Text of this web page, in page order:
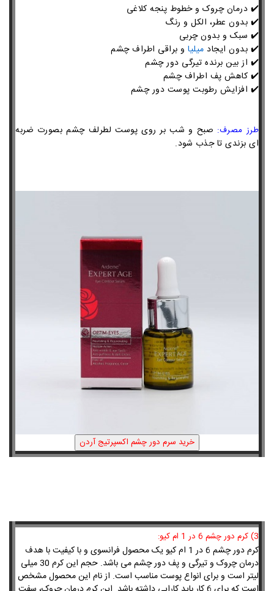
✔️ درمان چروک و خطوط پنجه کلاغی
✔️ بدون عطر، الکل و رنگ
✔️ سبک و بدون چربی
✔️ بدون ایجاد میلیا و براقی اطراف چشم
✔️ از بین برنده تیرگی دور چشم
✔️ کاهش پف اطراف چشم
✔️ افزایش رطوبت پوست دور چشم
طرز مصرف: صبح و شب بر روی پوست لطرلف چشم بصورت ضربه
ای بزندی تا جذب شود.
3) کرم دور چشم 6 در 1 ام کیو:
کرم دور چشم 6 در 1 ام کیو یک محصول فرانسوی و با کیفیت با هدف
درمان چروک و تیرگی و پف دور چشم می باشد. حجم این کرم 30 میلی
لیتر است و برای انواع پوست مناسب است. از نام این محصول مشخص